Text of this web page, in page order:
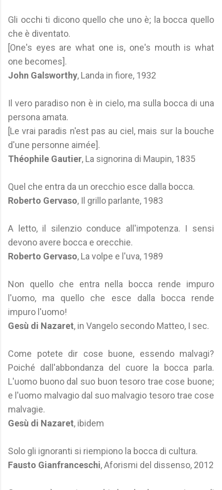
Gli occhi ti dicono quello che uno è; la bocca quello
che è diventato.
[One's eyes are what one is, one's mouth is what
one becomes].
John Galsworthy, Landa in fiore, 1932
Il vero paradiso non è in cielo, ma sulla bocca di una
persona amata.
[Le vrai paradis n'est pas au ciel, mais sur la bouche
d'une personne aimée].
Théophile Gautier, La signorina di Maupin, 1835
Quel che entra da un orecchio esce dalla bocca.
Roberto Gervaso, Il grillo parlante, 1983
A letto, il silenzio conduce all'impotenza. I sensi
devono avere bocca e orecchie.
Roberto Gervaso, La volpe e l'uva, 1989
Non quello che entra nella bocca rende impuro
l'uomo, ma quello che esce dalla bocca rende
impuro l'uomo!
Gesù di Nazaret, in Vangelo secondo Matteo, I sec.
Come potete dir cose buone, essendo malvagi?
Poiché dall'abbondanza del cuore la bocca parla.
L'uomo buono dal suo buon tesoro trae cose buone;
e l'uomo malvagio dal suo malvagio tesoro trae cose
malvagie.
Gesù di Nazaret, ibidem
Solo gli ignoranti si riempiono la bocca di cultura.
Fausto Gianfranceschi, Aforismi del dissenso, 2012